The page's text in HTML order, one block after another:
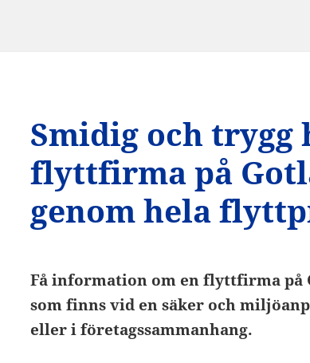
Smidig och trygg
flyttfirma på
genom hela
Få information om en flyttfirma på
som finns vid en säker och
eller i företagssammanhang.